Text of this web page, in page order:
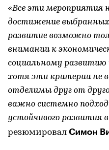
«Все эти мероприятия
достижение выбранных
развитие возможно
внимании к
социальному
хотя эти критерии не
отделимы друг от
важно системно
устойчивого развития в
резюмировал Симон